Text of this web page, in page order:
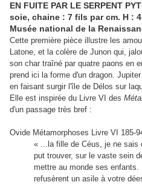
EN FUITE PAR LE SERPENT
soie, chaine : 7 fils par cm. H :
Musée national de la
Cette première pièce illustre les
Latone, et la colère de Junon qui,
son char traîné par quatre paons en
prend ici la forme d'un dragon.
en faisant surgir l'île de Délos sur
Elle est inspirée du Livre VI des
d'un passage très bref :
Ovide Métamorphoses Livre VI 185-
« ...la fille de Céus, je ne sais
put trouver, sur le vaste sein
mettre au monde ses
refusèrent un asile à votre